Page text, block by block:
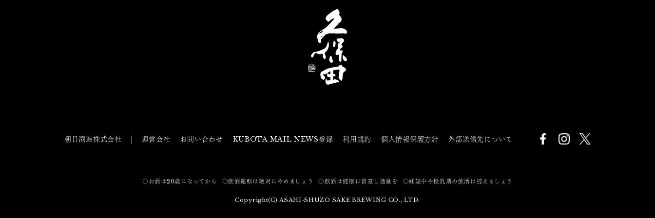
朝日酒造株式会社 運営会社 お問い合わせ KUBOTA MAIL NEWS登録 利用規約 個人情報保護方針 外部送信先について
〇お酒は20歳になってから 〇飲酒運転は絶対にやめましょう 〇飲酒は健康に留意し適量を 〇妊娠中や授乳期の飲酒は控えましょう
Copyright(C) ASAHI-SHUZO SAKE BREWING CO., LTD.